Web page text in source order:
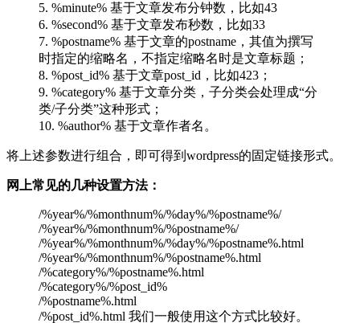
5. %minute% 基于文章发布分钟数，比如43
6. %second% 基于文章发布秒数，比如33
7. %postname% 基于文章的postname，其值为撰写
时指定的缩略名，不指定缩略名时是文章标题；
8. %post_id% 基于文章post_id，比如423；
9. %category% 基于文章分类，子分类会处理成“分
类/子分类”这种形式；
10. %author% 基于文章作者名。
将上述参数进行组合，即可得到wordpress的固定链接形式。
网上常见的几种设置方法：
/%year%/%monthnum%/%day%/%postname%/
/%year%/%monthnum%/%postname%/
/%year%/%monthnum%/%day%/%postname%.html
/%year%/%monthnum%/%postname%.html
/%category%/%postname%.html
/%category%/%post_id%
/%postname%.html
/%post_id%.html 我们一般使用这个方式比较好。